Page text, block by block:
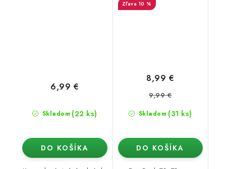
Skladom (22 ks)
6,99 €
DO KOŠÍKA
10 %
Skladom (31 ks)
8,99 €
9,99 €
DO KOŠÍKA